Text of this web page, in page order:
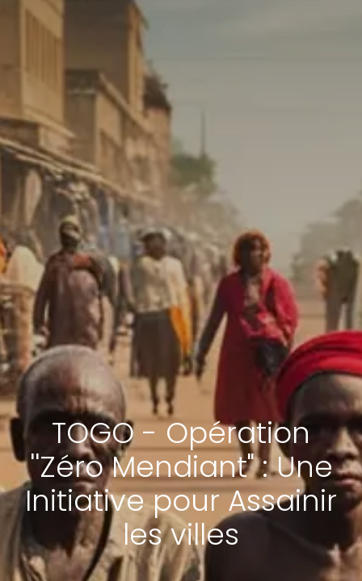
TOGO - Opération
''Zéro Mendiant" : Une
Initiative pour Assainir
les villes